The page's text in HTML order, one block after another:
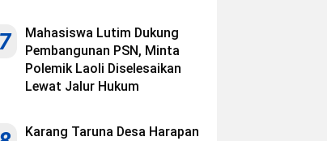
Mahasiswa Lutim Dukung
Pembangunan PSN, Minta
Polemik Laoli Diselesaikan
Lewat Jalur Hukum
Karang Taruna Desa Harapan